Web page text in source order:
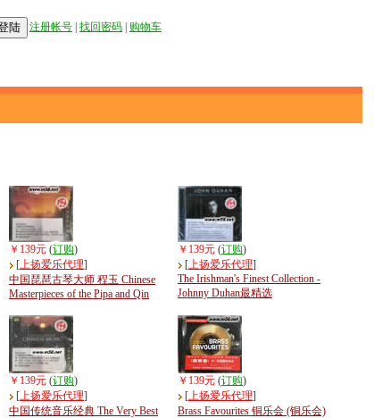
陆 注册帐号 找回密码 购物车
￥139元 (订购)
[上扬爱乐代理]
中国琵琶古琴大师 程玉 Chinese
Masterpieces of the Pipa and Qin
￥139元 (订购)
[上扬爱乐代理]
The Irishman's Finest Collection -
Johnny Duhan最精选
￥139元 (订购)
[上扬爱乐代理]
中国传统音乐经典 The Very Best
￥139元 (订购)
[上扬爱乐代理]
Brass Favourites 铜乐会 (铜乐会)